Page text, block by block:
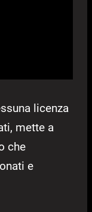
licenza
mette a
che
e